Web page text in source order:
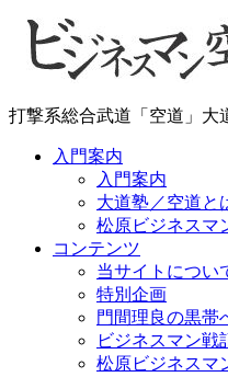
打撃系総合武道「空道」大
入門案内
入門案内
大道塾／空道と
松原ビジネスマ
コンテンツ
当サイトについ
特別企画
門間理良の黒帯
ビジネスマン戦
松原ビジネスマ